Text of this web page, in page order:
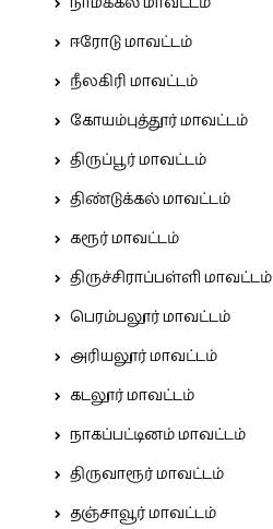
ஈரோடு மாவட்டம்
நீலகிரி மாவட்டம்
கோயம்புத்தூர் மாவட்டம்
திருப்பூர் மாவட்டம்
திண்டுக்கல் மாவட்டம்
கரூர் மாவட்டம்
திருச்சிராப்பள்ளி மாவட்டம்
பெரம்பலூர் மாவட்டம்
அரியலூர் மாவட்டம்
கடலூர் மாவட்டம்
நாகப்பட்டினம் மாவட்டம்
திருவாரூர் மாவட்டம்
தஞ்சாவூர் மாவட்டம்